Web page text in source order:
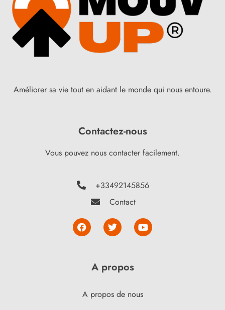
Améliorer sa vie tout en aidant le monde qui nous entoure.
Contactez-nous
Vous pouvez nous contacter facilement.
+33492145856
Contact
A propos
A propos de nous